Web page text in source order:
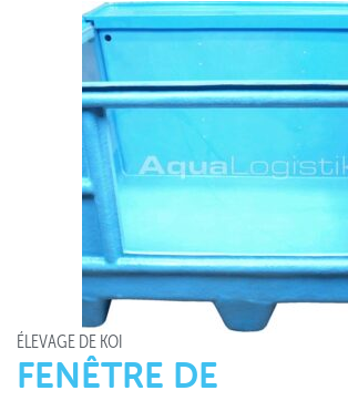
ÉLEVAGE DE KOÏ
FENÊTRE DE